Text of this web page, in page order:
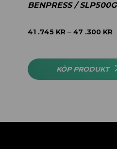
BENPRESS / SLP500G
41 .745 KR – 47 .300 KR
KÖP PRODUKT